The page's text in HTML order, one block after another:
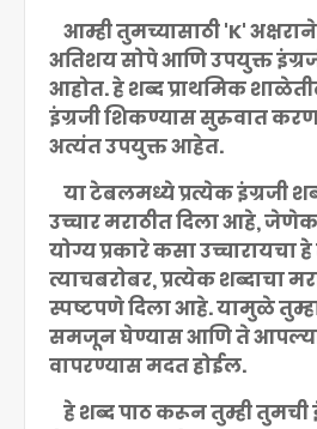
आम्ही तुमच्यासाठी 'K'
अतिशय सोपे आणि उपयुक्त
आहोत. हे शब्द प्राथमिक
इंग्रजी शिकण्यास सुरुवात
अत्यंत उपयुक्त आहेत.
या टेबलमध्ये प्रत्येक इंग्रजी
उच्चार मराठीत दिला आहे,
योग्य प्रकारे कसा
त्याचबरोबर, प्रत्येक शब्दाचा
स्पष्टपणे दिला आहे. यामुळे
समजून घेण्यास आणि ते
वापरण्यास मदत होईल.
हे शब्द पाठ करून तुम्ही तुमची